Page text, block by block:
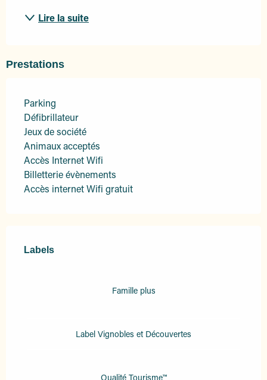
Lire la suite
Prestations
Parking
Défibrillateur
Jeux de société
Animaux acceptés
Accès Internet Wifi
Billetterie évènements
Accès internet Wifi gratuit
Labels
Labels
Famille plus
Label Vignobles et Découvertes
Qualité Tourisme™